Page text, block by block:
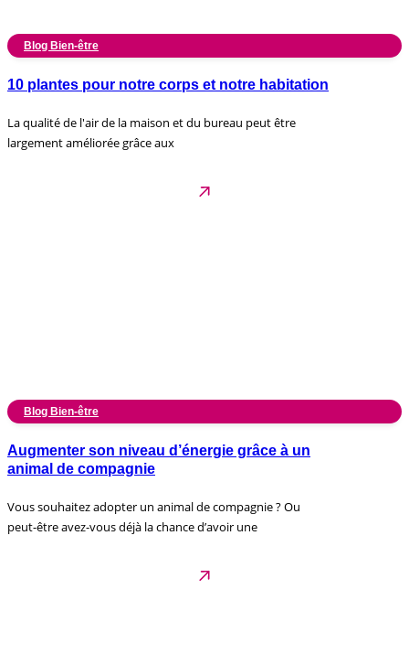
Blog Bien-être
10 plantes pour notre corps et notre habitation
La qualité de l'air de la maison et du bureau peut être
largement améliorée grâce aux
Blog Bien-être
Augmenter son niveau d’énergie grâce à un
animal de compagnie
Vous souhaitez adopter un animal de compagnie ? Ou
peut-être avez-vous déjà la chance d’avoir une